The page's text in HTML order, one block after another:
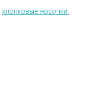
хлопковые носочки.